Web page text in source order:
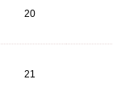
20
21